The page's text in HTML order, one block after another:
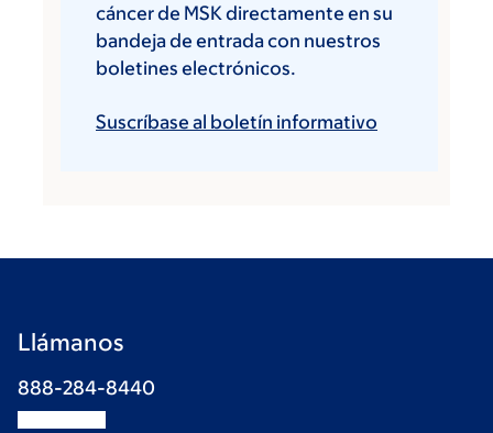
cáncer de MSK directamente en su
bandeja de entrada con nuestros
boletines electrónicos.
Suscríbase al boletín informativo
Llámanos
888-284-8440